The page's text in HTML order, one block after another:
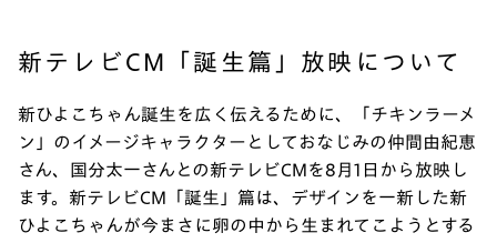
新テレビCM「誕生篇」放映について
新ひよこちゃん誕生を広く伝えるために、「チキンラーメ
ン」のイメージキャラクターとしておなじみの仲間由紀恵
さん、国分太一さんとの新テレビCMを8月1日から放映し
ます。新テレビCM「誕生」篇は、デザインを一新した新
ひよこちゃんが今まさに卵の中から生まれてこようとする